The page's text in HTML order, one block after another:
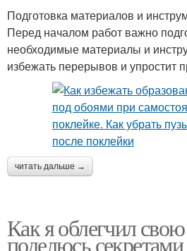
Подготовка материалов и
Перед началом работ важно
необходимые материалы и
избежать перерывов и упростит
читать дальше →
Как я облегчил
поделюсь секретами